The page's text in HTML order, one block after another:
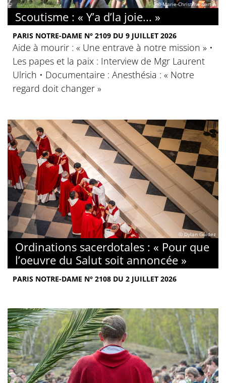
© Marie-Christine Bertin
Scoutisme : « Y’a d’la joie... »
PARIS NOTRE-DAME N° 2109 DU 9 JUILLET 2026
Aide à mourir : « Une entrave à notre mission » •
Les papes et la paix : Interview de Mgr Laurent
Ulrich • Documentaire : Anesthésia : « Notre
regard doit changer »
© Dylan Guidez
Ordinations sacerdotales : « Pour que
l’oeuvre du Salut soit annoncée »
PARIS NOTRE-DAME N° 2108 DU 2 JUILLET 2026